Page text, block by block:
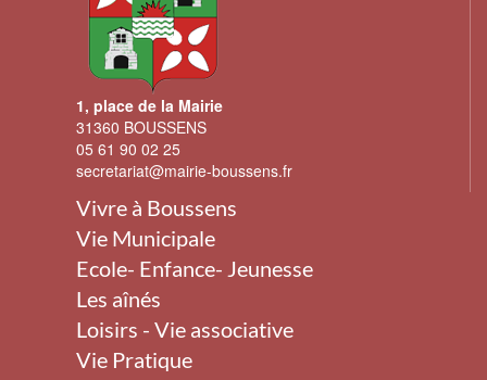
1, place de la Mairie
31360 BOUSSENS
05 61 90 02 25
secretariat@mairie-boussens.fr
Vivre à Boussens
Vie Municipale
Ecole- Enfance- Jeunesse
Les aînés
Loisirs - Vie associative
Vie Pratique